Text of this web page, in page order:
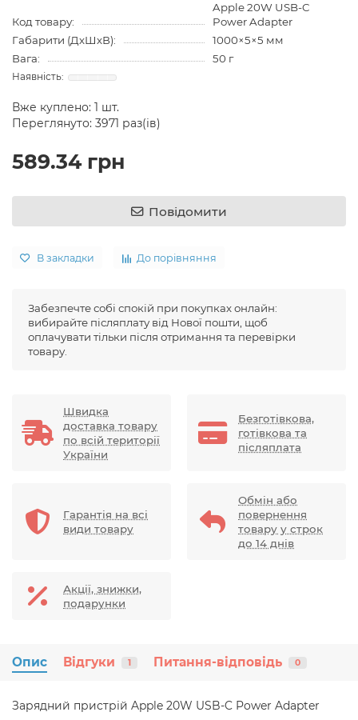
Код товару:
Apple 20W USB-C
Power Adapter
Габарити (ДхШхВ):
1000×5×5 мм
Вага:
50 г
Вже куплено: 1 шт.
Переглянуто: 3971 раз(ів)
589.34 грн
Повідомити
В закладки До порівняння
Забезпечте собі спокій при покупках онлайн:
вибирайте післяплату від Нової пошти, щоб
оплачувати тільки після отримання та перевірки
товару.
Швидка
доставка товару
по всій території
України
Безготівкова,
готівкова та
післяплата
Гарантія на всі
види товару
Обмін або
повернення
товару у строк
до 14 днів
Акції, знижки,
подарунки
Опис Відгуки 1 Питання-відповідь 0
Зарядний пристрій Apple 20W USB-C Power Adapter